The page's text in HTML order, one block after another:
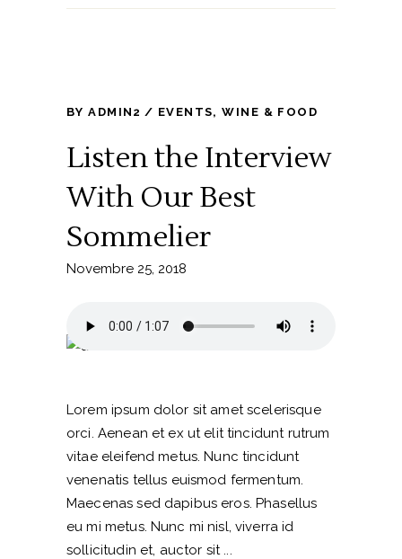
BYADMIN2 EVENTS,WINE & FOOD
Listen the Interview
With Our Best
Sommelier
Novembre 25, 2018
Lorem ipsum dolor sit amet scelerisque
orci. Aenean et ex ut elit tincidunt rutrum
vitae eleifend metus. Nunc tincidunt
venenatis tellus euismod fermentum.
Maecenas sed dapibus eros. Phasellus
eu mi metus. Nunc mi nisl, viverra id
sollicitudin et, auctor sit